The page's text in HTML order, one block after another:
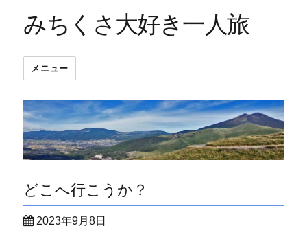
みちくさ大好き一人旅
メニュー
どこへ行こうか？
投 2023年9月8日